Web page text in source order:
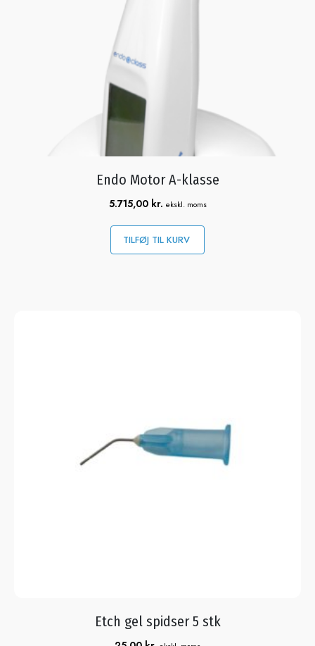
Endo Motor A-klasse
5.715,00 kr. ekskl. moms
TILFØJ TIL KURV
Etch gel spidser 5 stk